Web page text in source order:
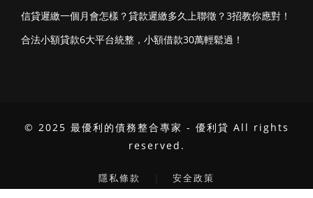
信貸遲繳一個月會怎樣？貸款遲繳多久上聯徵？3招教你應對！
合法小額貸款6大平台統整，小額借款30萬輕鬆過！
© 2025 最優利的債務整合專家 - 優利貸 All rights
reserved.
隱私條款 安全政策